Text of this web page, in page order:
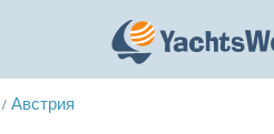
/ Австрия